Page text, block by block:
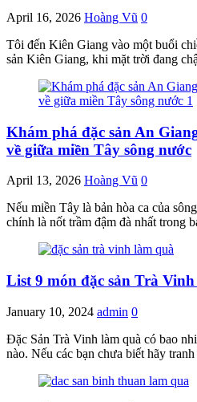
April 16, 2026 Hoàng Vũ 0
Tôi đến Kiên Giang vào một buổi
sản Kiên Giang, khi mặt trời đang
Khám phá đặc sản An
về giữa miền Tây sông nước
April 13, 2026 Hoàng Vũ 0
Nếu miền Tây là bản hòa ca của
chính là nốt trầm đậm đà nhất trong
List 9 món đặc sản Trà
January 10, 2024 admin 0
Đặc Sản Trà Vinh làm quà có bao
nào. Nếu các bạn chưa biết hãy